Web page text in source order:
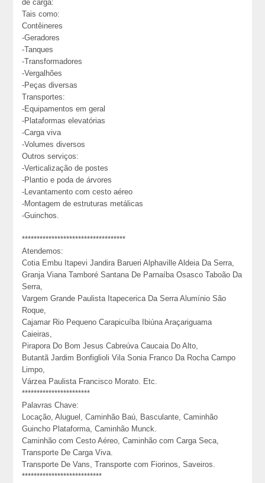
de carga:
Tais como:
Contêineres
-Geradores
-Tanques
-Transformadores
-Vergalhões
-Peças diversas
Transportes:
-Equipamentos em geral
-Plataformas elevatórias
-Carga viva
-Volumes diversos
Outros serviços:
-Verticalização de postes
-Plantio e poda de árvores
-Levantamento com cesto aéreo
-Montagem de estruturas metálicas
-Guinchos.
***********************************
Atendemos:
Cotia Embu Itapevi Jandira Barueri Alphaville Aldeia Da Serra,
Granja Viana Tamboré Santana De Parnaíba Osasco Taboão Da
Serra,
Vargem Grande Paulista Itapecerica Da Serra Alumínio São
Roque,
Cajamar Rio Pequeno Carapicuíba Ibiúna Araçariguama
Caieiras,
Pirapora Do Bom Jesus Cabreúva Caucaia Do Alto,
Butantã Jardim Bonfiglioli Vila Sonia Franco Da Rocha Campo
Limpo,
Várzea Paulista Francisco Morato. Etc.
***********************
Palavras Chave:
Locação, Aluguel, Caminhão Baú, Basculante, Caminhão
Guincho Plataforma, Caminhão Munck.
Caminhão com Cesto Aéreo, Caminhão com Carga Seca,
Transporte De Carga Viva.
Transporte De Vans, Transporte com Fiorinos, Saveiros.
***************************